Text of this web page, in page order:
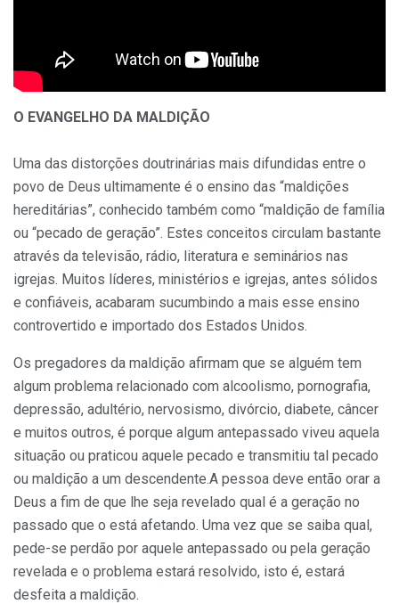
O EVANGELHO DA MALDIÇÃO
Uma das distorções doutrinárias mais difundidas entre o
povo de Deus ultimamente é o ensino das “maldições
hereditárias”, conhecido também como “maldição de família
ou “pecado de geração”. Estes conceitos circulam bastante
através da televisão, rádio, literatura e seminários nas
igrejas. Muitos líderes, ministérios e igrejas, antes sólidos
e confiáveis, acabaram sucumbindo a mais esse ensino
controvertido e importado dos Estados Unidos.
Os pregadores da maldição afirmam que se alguém tem
algum problema relacionado com alcoolismo, pornografia,
de­pressão, adultério, nervosismo, divórcio, diabete, câncer
e muitos outros, é porque algum antepassado viveu aquela
situação ou praticou aquele pecado e transmitiu tal pecado
ou maldição a um descendente.A pessoa deve então orar a
Deus a fim de que lhe seja revelado qual é a geração no
passado que o está afetando. Uma vez que se saiba qual,
pede-se perdão por aquele antepassado ou pela geração
revelada e o problema estará resolvido, isto é, estará
desfeita a maldição.